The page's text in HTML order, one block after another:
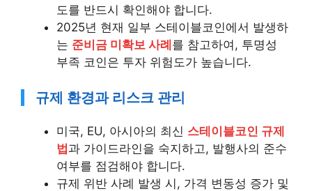
도를 반드시 확인해야 합니다.
2025년 현재 일부 스테이블코인에서 발생하
는 준비금 미확보 사례 를 참고하여, 투명성
부족 코인은 투자 위험도가 높습니다.
규제 환경과 리스크 관리
미국, EU, 아시아의 최신 스테이블코인 규제
법과 가이드라인을 숙지하고, 발행사의 준수
여부를 점검해야 합니다.
규제 위반 사례 발생 시, 가격 변동성 증가 및